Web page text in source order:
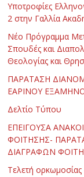
Υποτροφίες
2 στην Γαλλία
Νέο Πρόγραμμα
Σπουδές και
Θεολογίας και
ΠΑΡΑΤΑΣΗ
ΕΑΡΙΝΟΥ
Δελτίο Τύπου
ΕΠΕΙΓΟΥΣΑ
ΦΟΙΤΗΣΗΣ-
ΔΙΑΓΡΑΦΩΝ
Τελετή